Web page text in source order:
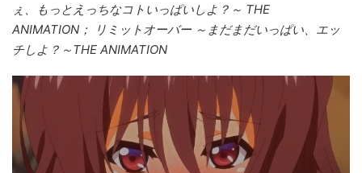
ぇ、もっとえっちなコトいっぱいしよ？～ THE
ANIMATION； リミットオーバー ～まだまだいっぱい、エッ
チしよ？～THE ANIMATION